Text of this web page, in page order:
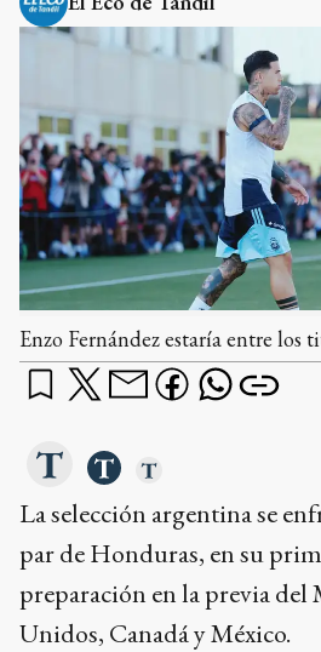
Enzo Fernández estaría entre los
La selección argentina se
par de Honduras, en su
preparación en la previa del
Unidos, Canadá y México.